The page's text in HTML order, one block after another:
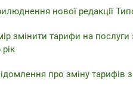
нової редакції
змінити тарифи на послуги
про зміну тарифів з